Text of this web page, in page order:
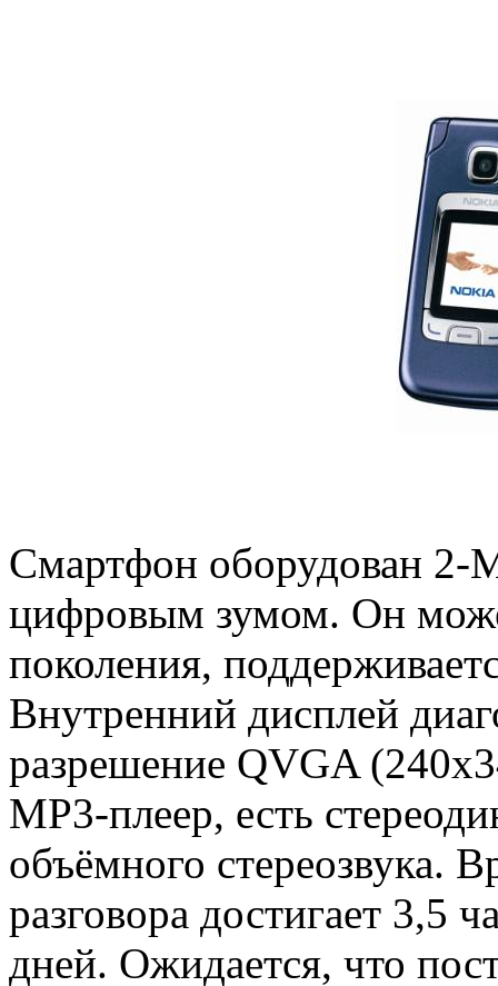
Смартфон оборудован 2-
цифровым зумом. Он
поколения,
Внутренний дисплей
разрешение QVGA
MP3-плеер, есть
объёмного стереозвука.
разговора достигает 3,5
дней. Ожидается, что